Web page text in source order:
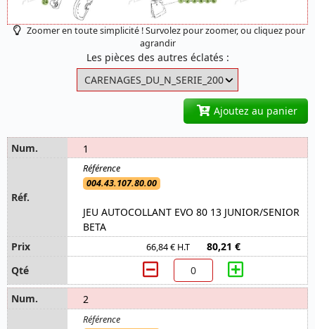
Zoomer en toute simplicité ! Survolez pour zoomer, ou cliquez pour
agrandir
Les pièces des autres éclatés :
Ajoutez au panier
1
004.43.107.80.00
JEU AUTOCOLLANT EVO 80 13 JUNIOR/SENIOR
BETA
66,84 € H.T 80,21 €
2